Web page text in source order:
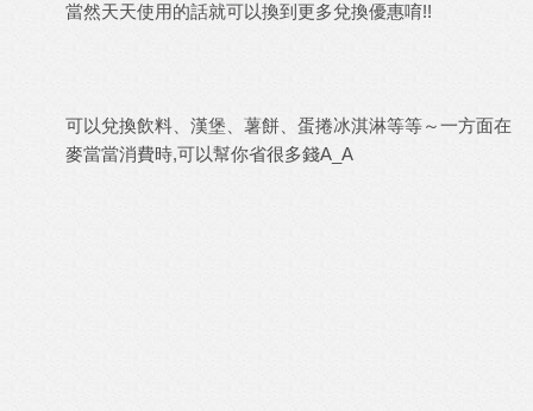
當然天天使用的話就可以換到更多兌換優惠唷!!
可以兌換飲料 漢堡 薯餅
蛋捲冰淇淋等等～一方面在
麥當當消費時,可以幫你省很多錢A_A